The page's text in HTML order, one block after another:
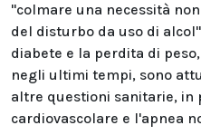
"colmare una necessità
del disturbo da uso di
diabete e la perdita di
negli ultimi tempi, sono
altre questioni sanitarie, in
cardiovascolare e l'apnea